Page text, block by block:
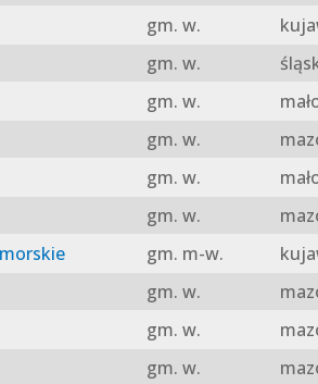
gm. w.
gm. w.
gm. w.
gm. w.
gm. w.
gm. w.
gm. m-w.
gm. w.
gm. w.
gm. w.